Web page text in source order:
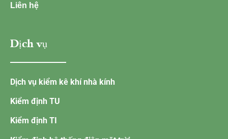
Liên hệ
Dịch vụ
Dịch vụ kiểm kê khí nhà kính
Kiểm định TU
Kiểm định TI